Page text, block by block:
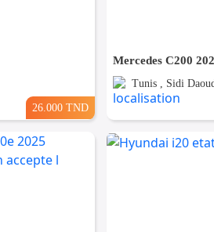
26.000 TND
Tunis , Sidi